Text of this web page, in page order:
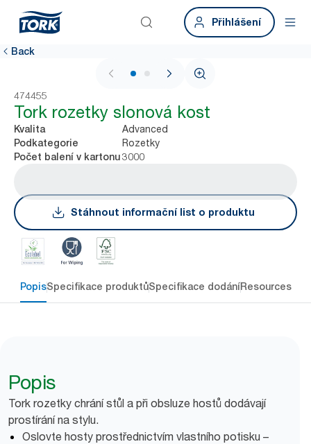
Přihlášení
Back
1 / 2
474455
Tork rozetky slonová kost
Kvalita Advanced
Podkategorie Rozetky
Počet balení v kartonu3000
Stáhnout informační list o produktu
PopisSpecifikace produktůSpecifikace dodáníResources
Popis
Tork rozetky chrání stůl a při obsluze hostů dodávají
prostírání na stylu.
Oslovte hosty prostřednictvím vlastního potisku –